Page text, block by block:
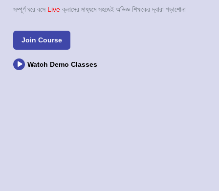
সম্পূর্ণ ঘরে বসে Liveক্লাসের মাধ্যমে সহজেই অভিজ্ঞ শিক্ষকের দ্বারা পড়াশোনা
Join Course
Watch Demo Classes